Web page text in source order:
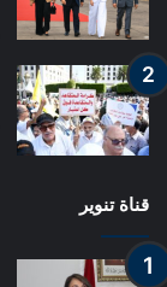
قناة تنوير